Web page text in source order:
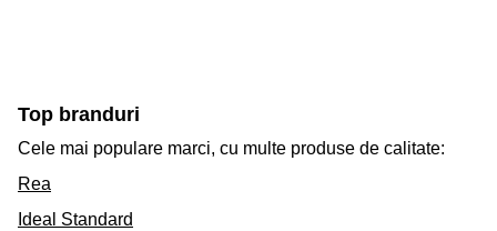
Top branduri
Cele mai populare marci, cu multe produse de calitate:
Rea
Ideal Standard